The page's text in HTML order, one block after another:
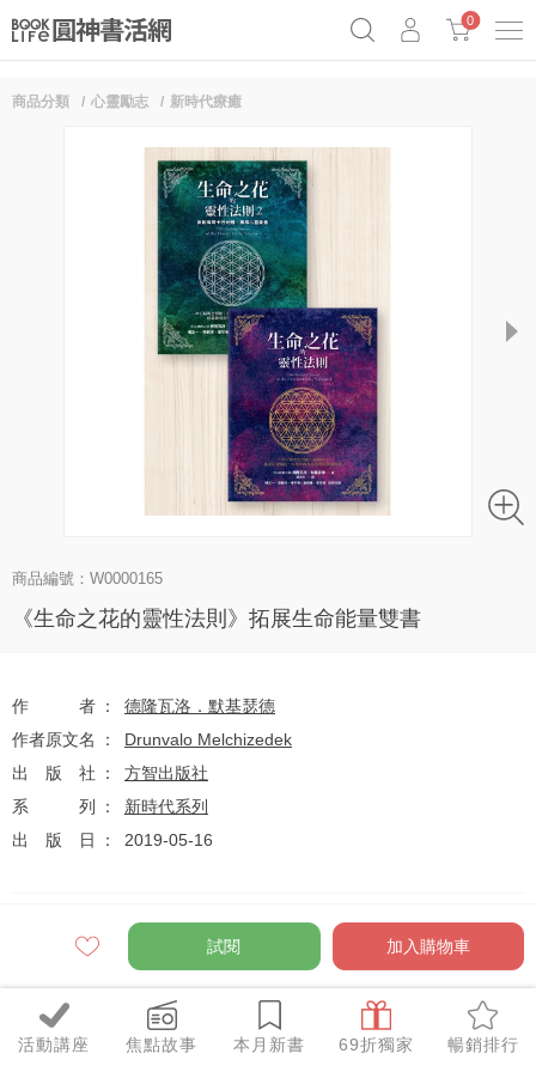
Netflix話題章魚小說！
0
活動講座 焦點故事 本月新書 69折獨家 暢銷排行
商品分類 心靈勵志 新時代療癒
next
商品編號：W0000165
《生命之花的靈性法則》拓展生命能量雙書
作者
德隆瓦洛．默基瑟德
作者原文名
Drunvalo Melchizedek
出版社
方智出版社
系列
新時代系列
出版日
2019-05-16
定價 $620
75 $465
試閱 加入購物車